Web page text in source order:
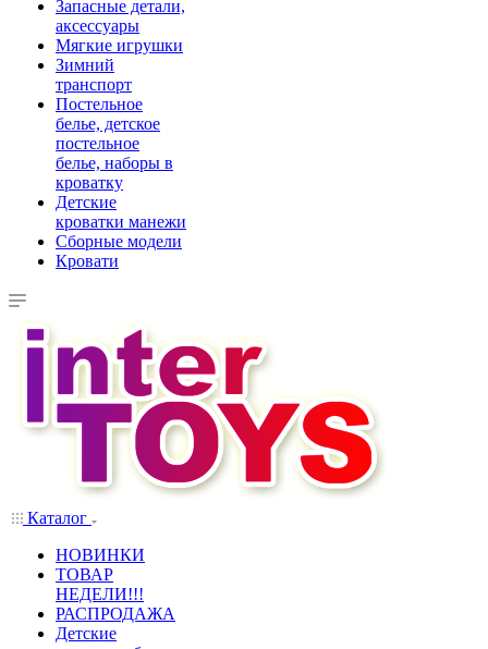
Запасные детали,
аксессуары
Мягкие игрушки
Зимний
транспорт
Постельное
белье, детское
постельное
белье, наборы в
кроватку
Детские
кроватки манежи
Сборные модели
Кровати
Каталог
НОВИНКИ
ТОВАР
НЕДЕЛИ!!!
РАСПРОДАЖА
Детские